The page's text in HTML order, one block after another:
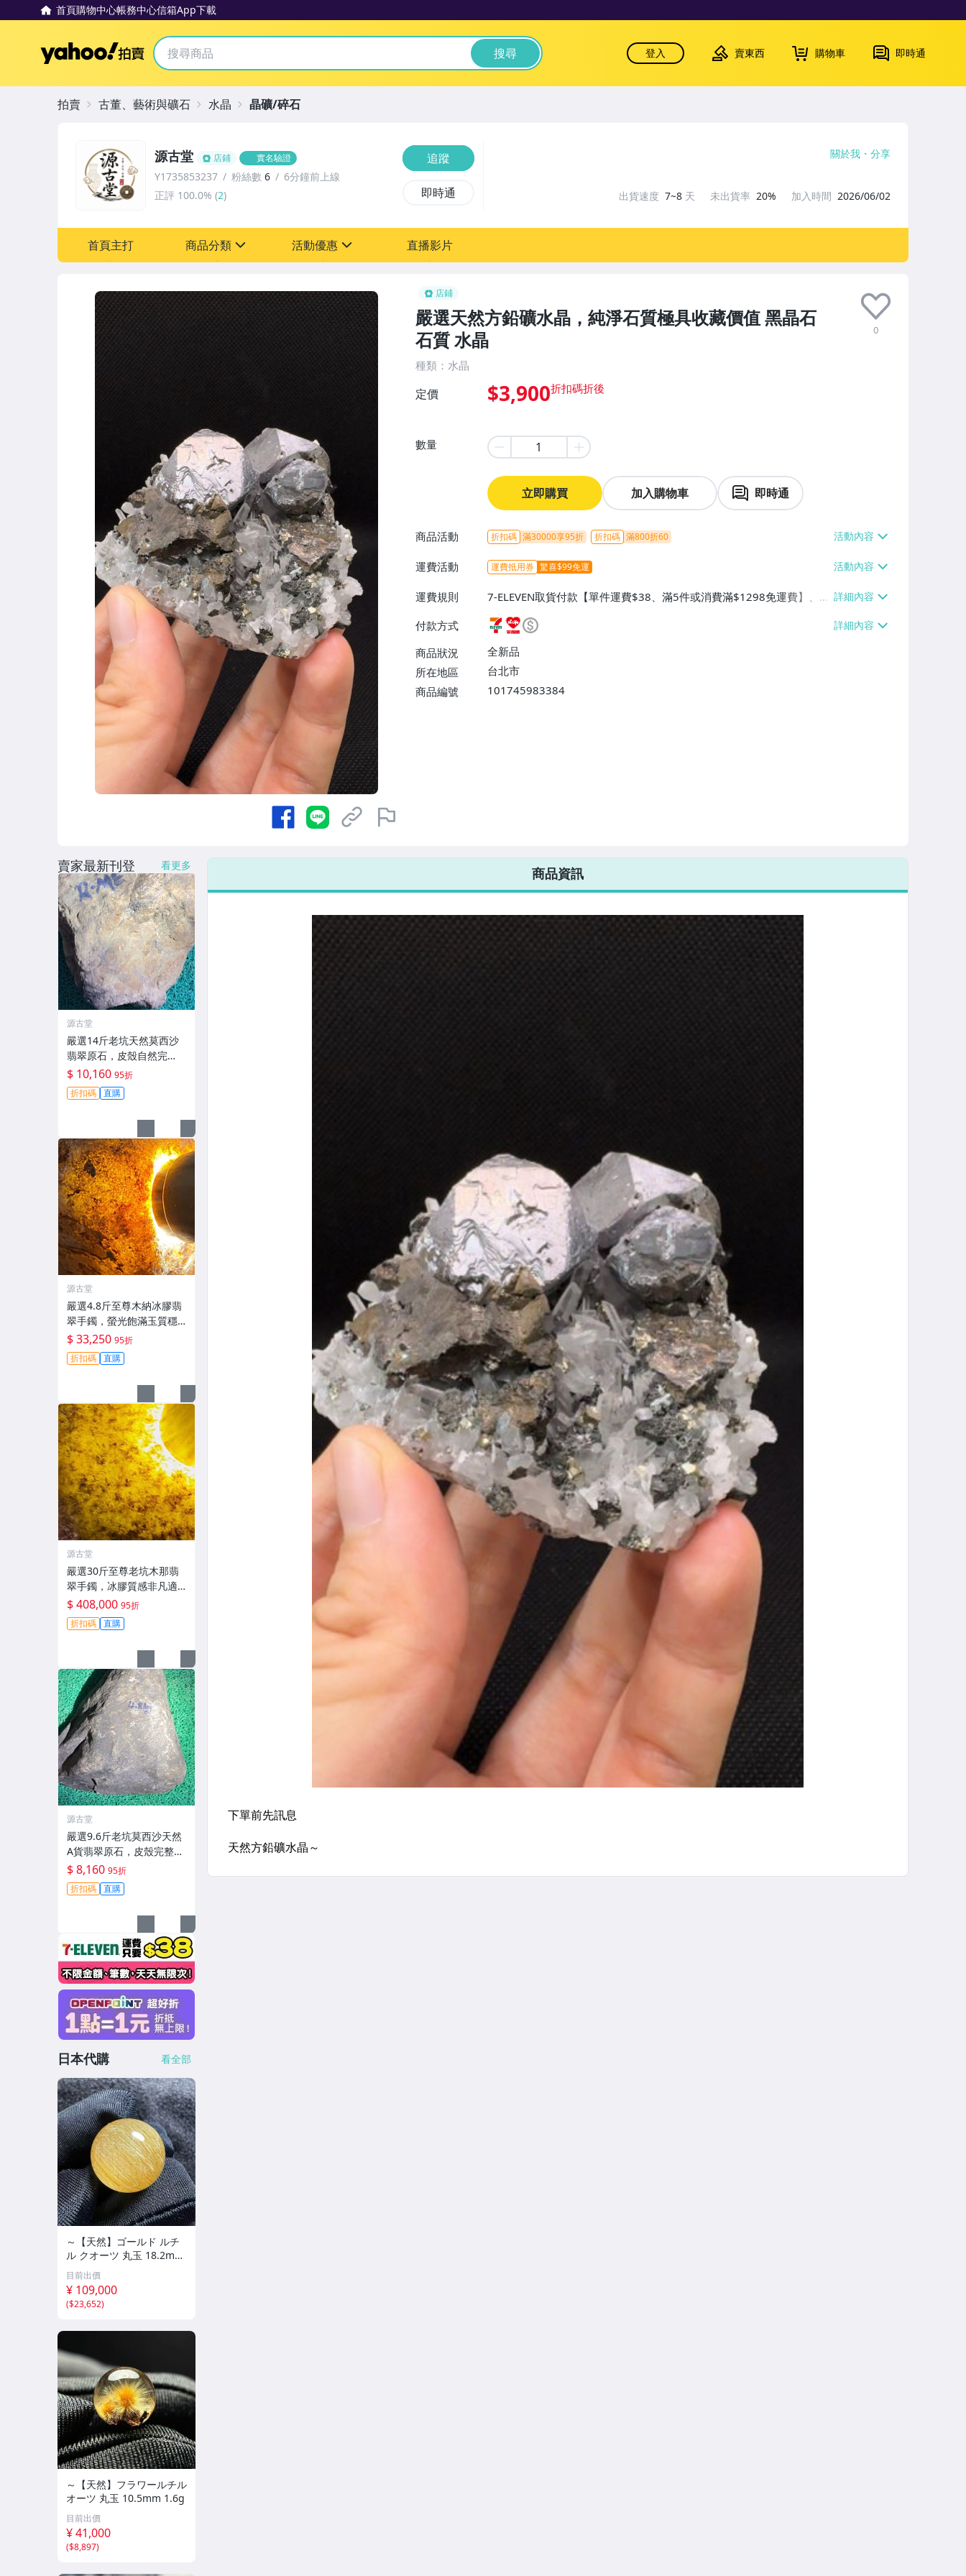
首頁購物中心帳務中心信箱App下載
Yahoo拍賣 搜尋 登入 賣東西 購物車 即時通
店鋪
嚴選天然方鉛礦水晶，純淨石質極具收藏價值 黑晶石
石質 水晶
0
種類：水晶
定價 $3,900
數量
立即購買 加入購物車 即時通
商品活動 折扣碼 滿30000享95折 折扣碼 滿800折60
運費活動 運費抵用券 驚喜$99免運
運費規則
7-ELEVEN取貨付款【單件運費$38、滿5件或消費滿$1298免運費】、7-
ELEVEN取貨不付款【免運費】、萊爾富取貨付款【單件運費$60、滿5件
或消費滿$1298免運費】、宅配/貨運【單件運費$120、滿5件或消費滿
$1598免運費】
付款方式
商品狀況
全新品
所在地區
台北市
商品編號
101745983384
源古堂 店鋪 實名驗證
Y1735853237 粉絲數 6
6分鐘前上線
正評 100.0% (2)
追蹤
即時通
關於我 分享
出貨速度 7~8 天 未出貨率 20% 加入時間 2026/06/02
首頁主打 商品分類 活動優惠
[全店] 粉絲專享
直播影片
拍賣 古董、藝術與礦石 水晶 晶礦/碎石
商品資訊
賣家最新刊登 看更多
源古堂
嚴選14斤老坑天然莫西沙
翡翠原石，皮殼自然完
整，質感佳，狀態上乘，
適合打造手鍊或精品收藏
A貨翡翠 翡翠原石 天然料
$ 10,160 95折
折扣碼 直購
源古堂
嚴選4.8斤至尊木納冰膠翡
翠手鐲，螢光飽滿玉質穩
定。天然翡翠 冰膠 翡翠玉
石
$ 33,250 95折
折扣碼 直購
源古堂
嚴選30斤至尊老坑木那翡
翠手鐲，冰膠質感非凡適
合收藏。翡翠 玩冰手鐲 冰
膠感
$ 408,000 95折
折扣碼 直購
源古堂
嚴選9.6斤老坑莫西沙天然
A貨翡翠原石，皮殼完整料
子細膩，適合打造手鐲精
品。#翡翠 #A貨翡翠 #原
石翡翠
$ 8,160 95折
折扣碼 直購
日本代購 看全部
～【天然】ゴールド ルチ
ル クオーツ 丸玉 18.2mm
8.5g
目前出價
¥ 109,000
($23,652)
～【天然】フラワールチル
オーツ 丸玉 10.5mm 1.6g
目前出價
¥ 41,000
($8,897)